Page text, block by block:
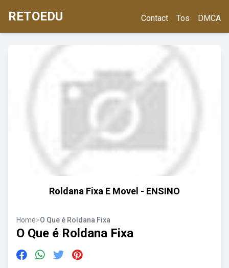
RETOEDU Contact Tos DMCA
Roldana Fixa E Movel - ENSINO
Home>O Que é Roldana Fixa
O Que é Roldana Fixa